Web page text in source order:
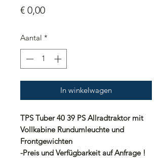
€ 0,00Prijs
Aantal *
In winkelwagen
TPS Tuber 40 39 PS Allradtraktor mit
Vollkabine Rundumleuchte und
Frontgewichten
-Preis und Verfügbarkeit auf Anfrage !